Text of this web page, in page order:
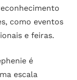
como eventos
e feiras.
é
escala